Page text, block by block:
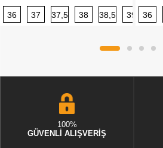
36 37 37,5 38 38,5 39 40
36
100%
GÜVENLİ ALIŞVERİŞ